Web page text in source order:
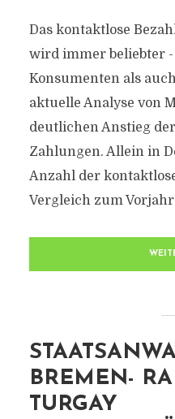
Das kontaktlose
wird immer beliebter -
Konsumenten als
aktuelle Analyse von
deutlichen Anstieg
Zahlungen. Allein in
Anzahl der
Vergleich zum
BREMEN-
TURGAY